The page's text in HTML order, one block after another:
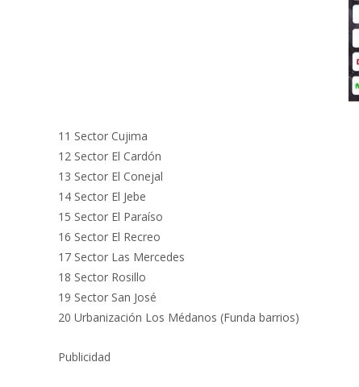
11 Sector Cujima
12 Sector El Cardón
13 Sector El Conejal
14 Sector El Jebe
15 Sector El Paraíso
16 Sector El Recreo
17 Sector Las Mercedes
18 Sector Rosillo
19 Sector San José
20 Urbanización Los Médanos (Funda barrios)
Publicidad